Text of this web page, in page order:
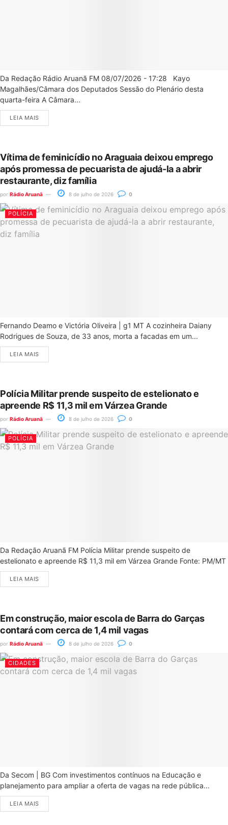
Da Redação Rádio Aruanã FM 08/07/2026 - 17:28 Kayo
Magalhães/Câmara dos Deputados Sessão do Plenário desta
quarta-feira A Câmara...
LEIA MAIS
Vítima de feminicídio no Araguaia deixou emprego
após promessa de pecuarista de ajudá-la a abrir
restaurante, diz família
por Rádio Aruanã 8 de julho de 2026 0
POLÍCIA
Fernando Deamo e Victória Oliveira | g1 MT A cozinheira Daiany
Rodrigues de Souza, de 33 anos, morta a facadas em um...
LEIA MAIS
Polícia Militar prende suspeito de estelionato e
apreende R$ 11,3 mil em Várzea Grande
por Rádio Aruanã 8 de julho de 2026 0
POLÍCIA
Da Redação Aruanã FM Polícia Militar prende suspeito de
estelionato e apreende R$ 11,3 mil em Várzea Grande Fonte: PM/MT
LEIA MAIS
Em construção, maior escola de Barra do Garças
contará com cerca de 1,4 mil vagas
por Rádio Aruanã 8 de julho de 2026 0
CIDADES
Da Secom | BG Com investimentos contínuos na Educação e
planejamento para ampliar a oferta de vagas na rede pública...
LEIA MAIS